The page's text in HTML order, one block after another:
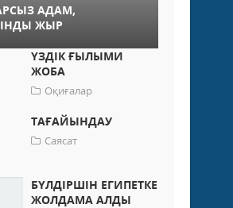
АДАМ,
ЖЫР
ҮЗДІК ҒЫЛЫМИ
ЖОБА
Оқиғалар
ТАҒАЙЫНДАУ
Саясат
БҮЛДІРШІН ЕГИПЕТКЕ
ЖОЛДАМА АЛДЫ